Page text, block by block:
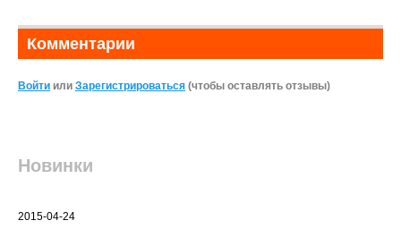
Комментарии
Войти или Зарегистрироваться (чтобы оставлять отзывы)
Новинки
2015-04-24